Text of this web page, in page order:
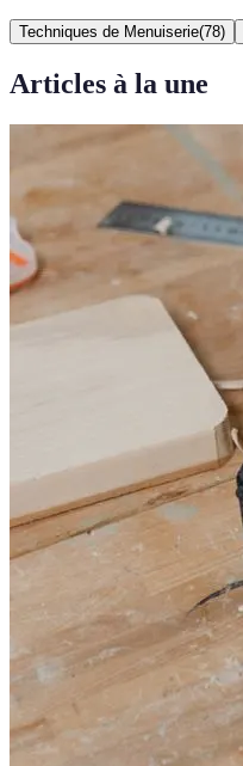
Techniques de Menuiserie(78)
Articles à la une